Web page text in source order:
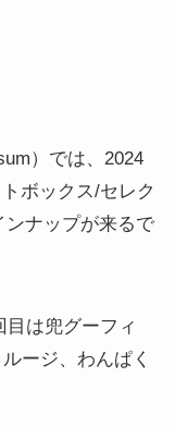
）では、2024
ボックス/セレク
ンナップが来るで
目は兜グーフィ
ージ、わんぱく